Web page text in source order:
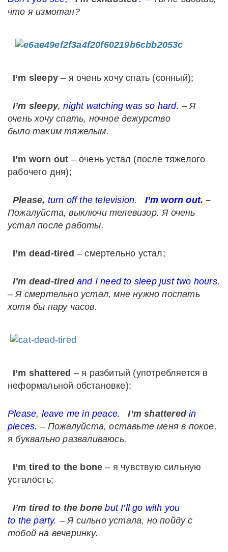
что я измотан?
I’m sleepy – я очень хочу спать (сонный);
I’m sleepy, night watching was so hard. – Я
очень хочу спать, ночное дежурство
было таким тяжелым.
I’m worn out – очень устал (после тяжелого
рабочего дня);
Please, turn off the television. I’m worn out. –
Пожалуйста, выключи телевизор. Я очень
устал после работы.
I’m dead-tired – смертельно устал;
I’m dead-tired and I need to sleep just two hours.
– Я смертельно устал, мне нужно поспать
хотя бы пару часов.
I’m shattered – я разбитый (употребляется в
неформальной обстановке);
Please, leave me in peace. I’m shatteredin
pieces. – Пожалуйста, оставьте меня в покое,
я буквально разваливаюсь.
I’m tired to the bone – я чувствую сильную
усталость;
I’m tired to the bone but I’ll go with you
to the party. –Я сильно устала, но пойду с
тобой на вечеринку.